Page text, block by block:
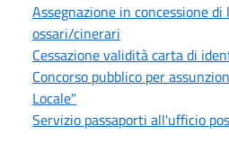
Assegnazione in concessione
ossari/cinerari
Cessazione validità carta di
Concorso pubblico per
Locale"
Servizio passaporti all'ufficio